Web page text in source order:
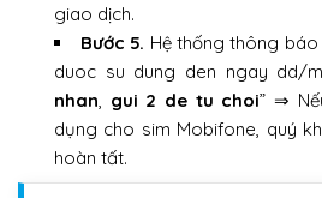
giao dịch.
Bước 5. Hệ thống thông báo
duoc su dung den ngay dd/
nhan, gui 2 de tu choi” ⇒
dụng cho sim Mobifone, quý
hoàn tất.